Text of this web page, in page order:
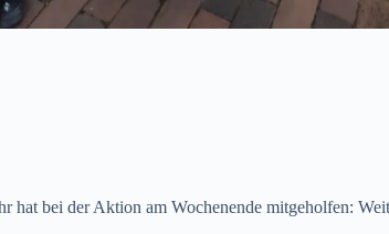
bei der Aktion am Wochenende mitgeholfen: